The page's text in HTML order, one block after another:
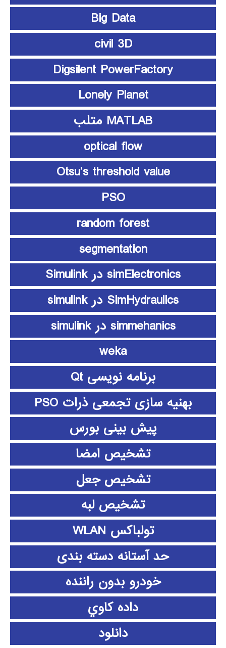
Big Data
civil 3D
Digsilent PowerFactory
Lonely Planet
MATLAB متلب
optical flow
Otsu’s threshold value
PSO
random forest
segmentation
simElectronics در Simulink
SimHydraulics در simulink
simmehanics در simulink
weka
برنامه نویسی Qt
بهنیه سازی تجمعی ذرات PSO
پیش بینی بورس
تشخیص امضا
تشخیص جعل
تشخیص لبه
تولباکس WLAN
حد آستانه دسته بندی
خودرو بدون راننده
داده كاوي
دانلود